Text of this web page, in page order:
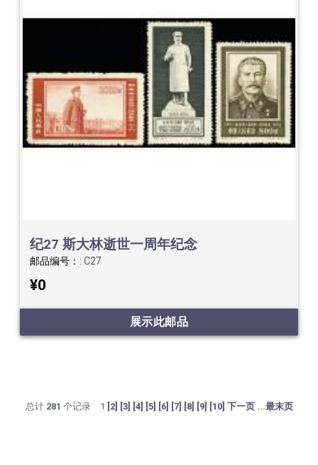
纪27 斯大林逝世一周年纪念
邮品编号：: C27
¥0
展示此邮品
总计 281 个记录 1 [2] [3] [4] [5] [6] [7] [8] [9] [10] 下一页 ...最末页